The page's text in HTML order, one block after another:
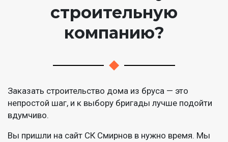
строительную
компанию?
Заказать строительство дома из бруса — это
непростой шаг, и к выбору бригады лучше подойти
вдумчиво.
Вы пришли на сайт СК Смирнов в нужно время. Мы